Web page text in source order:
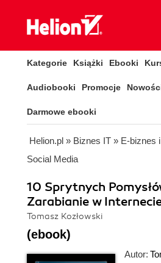
Kategorie Książki Ebooki
Audiobooki Promocje
Darmowe ebooki
Helion.pl » Biznes IT » E-biznes
Social Media
10 Sprytnych
Zarabianie w
Tomasz Kozłowski
(ebook)
Autor: